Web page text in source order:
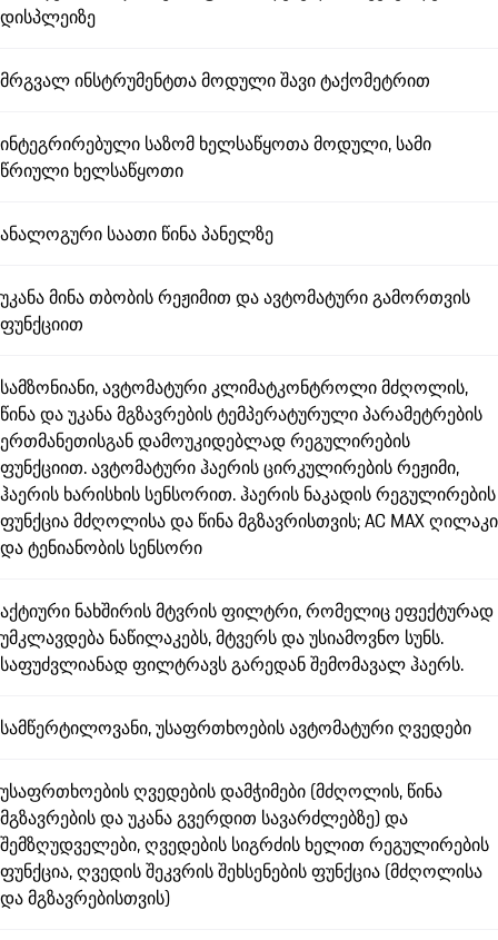
დისპლეიზე
მრგვალ ინსტრუმენტთა მოდული შავი ტაქომეტრით
ინტეგრირებული საზომ ხელსაწყოთა მოდული, სამი
წრიული ხელსაწყოთი
ანალოგური საათი წინა პანელზე
უკანა მინა თბობის რეჟიმით და ავტომატური გამორთვის
ფუნქციით
სამზონიანი, ავტომატური კლიმატკონტროლი მძღოლის,
წინა და უკანა მგზავრების ტემპერატურული პარამეტრების
ერთმანეთისგან დამოუკიდებლად რეგულირების
ფუნქციით. ავტომატური ჰაერის ცირკულირების რეჟიმი,
ჰაერის ხარისხის სენსორით. ჰაერის ნაკადის რეგულირების
ფუნქცია მძღოლისა და წინა მგზავრისთვის; AC MAX ღილაკი
და ტენიანობის სენსორი
აქტიური ნახშირის მტვრის ფილტრი, რომელიც ეფექტურად
უმკლავდება ნაწილაკებს, მტვერს და უსიამოვნო სუნს.
საფუძვლიანად ფილტრავს გარედან შემომავალ ჰაერს.
სამწერტილოვანი, უსაფრთხოების ავტომატური ღვედები
უსაფრთხოების ღვედების დამჭიმები (მძღოლის, წინა
მგზავრების და უკანა გვერდით სავარძლებზე) და
შემზღუდველები, ღვედების სიგრძის ხელით რეგულირების
ფუნქცია, ღვედის შეკვრის შეხსენების ფუნქცია (მძღოლისა
და მგზავრებისთვის)